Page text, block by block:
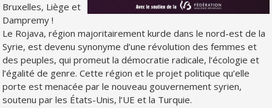
Bruxelles, Liège et
Dampremy !
Le Rojava, région majoritairement kurde dans le nord-est de la
Syrie, est devenu synonyme d’une révolution des femmes et
des peuples, qui promeut la démocratie radicale, l’écologie et
l’égalité de genre. Cette région et le projet politique qu’elle
porte est menacée par le nouveau gouvernement syrien,
soutenu par les États-Unis, l’UE et la Turquie.